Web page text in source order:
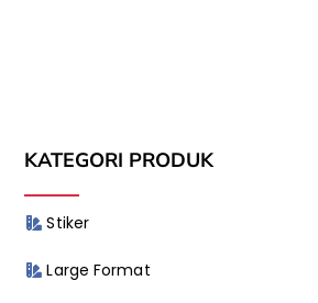
KATEGORI PRODUK
Stiker
Large Format